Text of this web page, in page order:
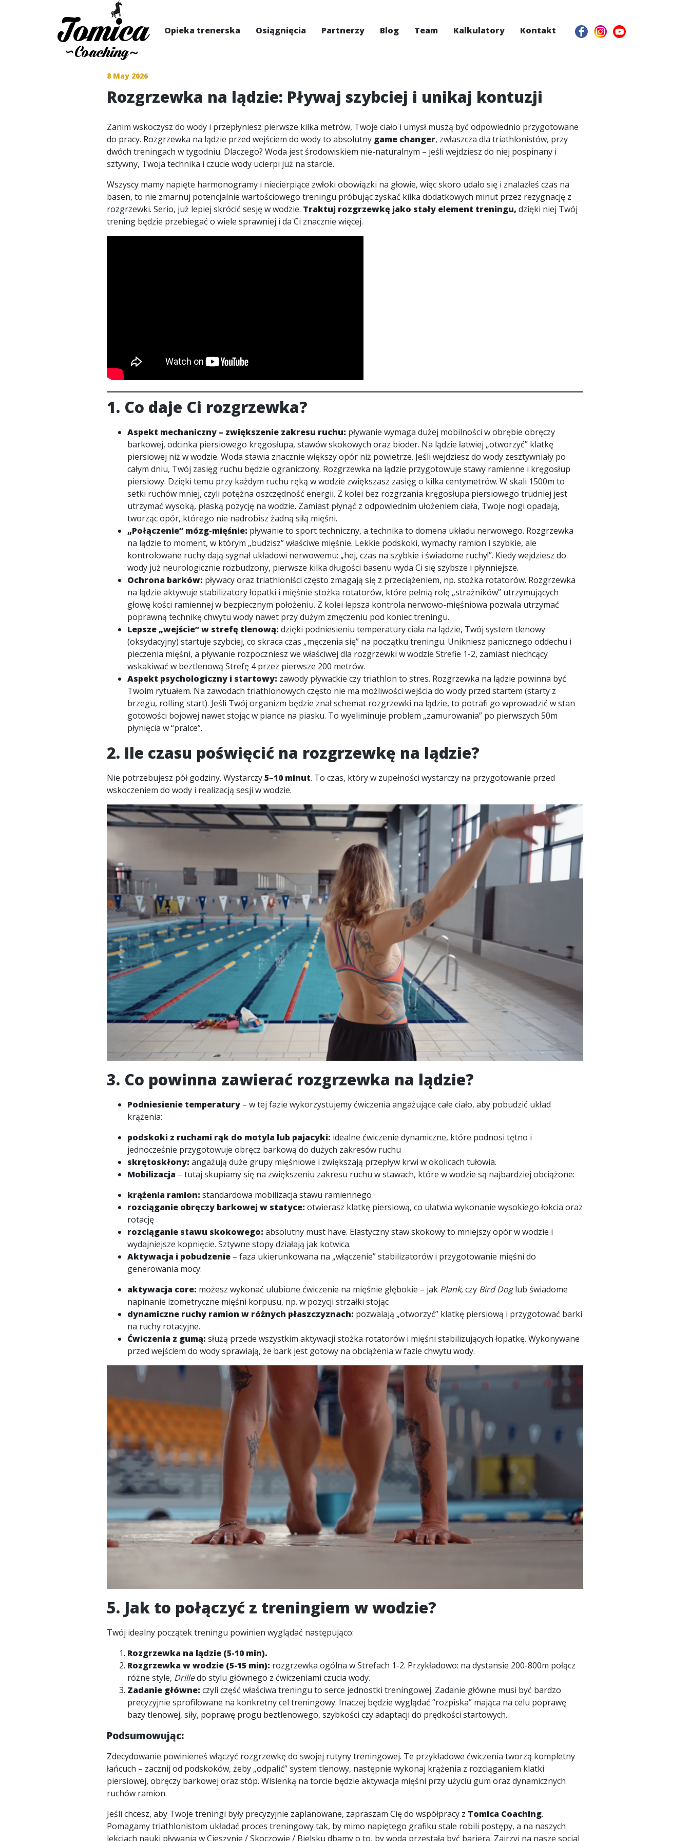
Opieka trenerska Osiągnięcia Partnerzy Blog Team Kalkulatory Kontakt
8 May 2026
Rozgrzewka na lądzie: Pływaj szybciej i unikaj kontuzji
Zanim wskoczysz do wody i przepłyniesz pierwsze kilka metrów, Twoje ciało i umysł muszą być odpowiednio przygotowane
do pracy. Rozgrzewka na lądzie przed wejściem do wody to absolutny game changer, zwłaszcza dla triathlonistów, przy
dwóch treningach w tygodniu. Dlaczego? Woda jest środowiskiem nie-naturalnym – jeśli wejdziesz do niej pospinany i
sztywny, Twoja technika i czucie wody ucierpi już na starcie.
Wszyscy mamy napięte harmonogramy i niecierpiące zwłoki obowiązki na głowie, więc skoro udało się i znalazłeś czas na
basen, to nie zmarnuj potencjalnie wartościowego treningu próbując zyskać kilka dodatkowych minut przez rezygnację z
rozgrzewki. Serio, już lepiej skrócić sesję w wodzie. Traktuj rozgrzewkę jako stały element treningu, dzięki niej Twój
trening będzie przebiegać o wiele sprawniej i da Ci znacznie więcej.
1. Co daje Ci rozgrzewka?
Aspekt mechaniczny – zwiększenie zakresu ruchu: pływanie wymaga dużej mobilności w obrębie obręczy
barkowej, odcinka piersiowego kręgosłupa, stawów skokowych oraz bioder. Na lądzie łatwiej „otworzyć” klatkę
piersiowej niż w wodzie. Woda stawia znacznie większy opór niż powietrze. Jeśli wejdziesz do wody zesztywniały po
całym dniu, Twój zasięg ruchu będzie ograniczony. Rozgrzewka na lądzie przygotowuje stawy ramienne i kręgosłup
piersiowy. Dzięki temu przy każdym ruchu ręką w wodzie zwiększasz zasięg o kilka centymetrów. W skali 1500m to
setki ruchów mniej, czyli potężna oszczędność energii. Z kolei bez rozgrzania kręgosłupa piersiowego trudniej jest
utrzymać wysoką, płaską pozycję na wodzie. Zamiast płynąć z odpowiednim ułożeniem ciała, Twoje nogi opadają,
tworząc opór, którego nie nadrobisz żadną siłą mięśni.
„Połączenie” mózg-mięśnie: pływanie to sport techniczny, a technika to domena układu nerwowego. Rozgrzewka
na lądzie to moment, w którym „budzisz” właściwe mięśnie. Lekkie podskoki, wymachy ramion i szybkie, ale
kontrolowane ruchy dają sygnał układowi nerwowemu: „hej, czas na szybkie i świadome ruchy!”. Kiedy wejdziesz do
wody już neurologicznie rozbudzony, pierwsze kilka długości basenu wyda Ci się szybsze i płynniejsze.
Ochrona barków: pływacy oraz triathloniści często zmagają się z przeciążeniem, np. stożka rotatorów. Rozgrzewka
na lądzie aktywuje stabilizatory łopatki i mięśnie stożka rotatorów, które pełnią rolę „strażników” utrzymujących
głowę kości ramiennej w bezpiecznym położeniu. Z kolei lepsza kontrola nerwowo-mięśniowa pozwala utrzymać
poprawną technikę chwytu wody nawet przy dużym zmęczeniu pod koniec treningu.
Lepsze „wejście” w strefę tlenową: dzięki podniesieniu temperatury ciała na lądzie, Twój system tlenowy
(oksydacyjny) startuje szybciej, co skraca czas „męczenia się” na początku treningu. Unikniesz panicznego oddechu i
pieczenia mięśni, a pływanie rozpoczniesz we właściwej dla rozgrzewki w wodzie Strefie 1-2, zamiast niechcący
wskakiwać w beztlenową Strefę 4 przez pierwsze 200 metrów.
Aspekt psychologiczny i startowy: zawody pływackie czy triathlon to stres. Rozgrzewka na lądzie powinna być
Twoim rytuałem. Na zawodach triathlonowych często nie ma możliwości wejścia do wody przed startem (starty z
brzegu, rolling start). Jeśli Twój organizm będzie znał schemat rozgrzewki na lądzie, to potrafi go wprowadzić w stan
gotowości bojowej nawet stojąc w piance na piasku. To wyeliminuje problem „zamurowania” po pierwszych 50m
płynięcia w “pralce”.
2. Ile czasu poświęcić na rozgrzewkę na lądzie?
Nie potrzebujesz pół godziny. Wystarczy5–10 minut. To czas, który w zupełności wystarczy na przygotowanie przed
wskoczeniem do wody i realizacją sesji w wodzie.
3. Co powinna zawierać rozgrzewka na lądzie?
Podniesienie temperatury – w tej fazie wykorzystujemy ćwiczenia angażujące całe ciało, aby pobudzić układ
krążenia:
podskoki z ruchami rąk do motyla lub pajacyki: idealne ćwiczenie dynamiczne, które podnosi tętno i
jednocześnie przygotowuje obręcz barkową do dużych zakresów ruchu
skrętoskłony: angażują duże grupy mięśniowe i zwiększają przepływ krwi w okolicach tułowia.
Mobilizacja – tutaj skupiamy się na zwiększeniu zakresu ruchu w stawach, które w wodzie są najbardziej obciążone:
krążenia ramion: standardowa mobilizacja stawu ramiennego
rozciąganie obręczy barkowej w statyce: otwierasz klatkę piersiową, co ułatwia wykonanie wysokiego łokcia oraz
rotację
rozciąganie stawu skokowego: absolutny must have. Elastyczny staw skokowy to mniejszy opór w wodzie i
wydajniejsze kopnięcie. Sztywne stopy działają jak kotwica.
Aktywacja i pobudzenie – faza ukierunkowana na „włączenie” stabilizatorów i przygotowanie mięśni do
generowania mocy:
aktywacja core: możesz wykonać ulubione ćwiczenie na mięśnie głębokie – jak Plank, czy Bird Doglub świadome
napinanie izometryczne mięśni korpusu, np. w pozycji strzałki stojąc
dynamiczne ruchy ramion w różnych płaszczyznach: pozwalają „otworzyć” klatkę piersiową i przygotować barki
na ruchy rotacyjne.
Ćwiczenia z gumą: służą przede wszystkim aktywacji stożka rotatorów i mięśni stabilizujących łopatkę. Wykonywane
przed wejściem do wody sprawiają, że bark jest gotowy na obciążenia w fazie chwytu wody.
5. Jak to połączyć z treningiem w wodzie?
Twój idealny początek treningu powinien wyglądać następująco:
Rozgrzewka na lądzie (5-10 min).
Rozgrzewka w wodzie (5-15 min): rozgrzewka ogólna w Strefach 1-2. Przykładowo: na dystansie 200-800m połącz
różne style, Drilledo stylu głównego z ćwiczeniami czucia wody.
Zadanie główne: czyli część właściwa treningu to serce jednostki treningowej. Zadanie główne musi być bardzo
precyzyjnie sprofilowane na konkretny cel treningowy. Inaczej będzie wyglądać “rozpiska” mająca na celu poprawę
bazy tlenowej, siły, poprawę progu beztlenowego, szybkości czy adaptacji do prędkości startowych.
Podsumowując:
Zdecydowanie powinieneś włączyć rozgrzewkę do swojej rutyny treningowej. Te przykładowe ćwiczenia tworzą kompletny
łańcuch – zacznij od podskoków, żeby „odpalić” system tlenowy, następnie wykonaj krążenia z rozciąganiem klatki
piersiowej, obręczy barkowej oraz stóp. Wisienką na torcie będzie aktywacja mięśni przy użyciu gum oraz dynamicznych
ruchów ramion.
Jeśli chcesz, aby Twoje treningi były precyzyjnie zaplanowane, zapraszam Cię do współpracy z Tomica Coaching.
Pomagamy triathlonistom układać proces treningowy tak, by mimo napiętego grafiku stale robili postępy, a na naszych
lekcjach nauki pływania w Cieszynie / Skoczowie / Bielsku dbamy o to, by woda przestała być barierą. Zajrzyj na nasze social